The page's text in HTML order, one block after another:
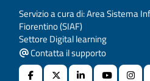
Servizio a cura di: Area Sistema
Fiorentino (SIAF)
Settore Digital learning
Contatta il supporto